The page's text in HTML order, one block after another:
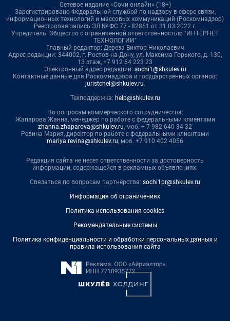
Сетевое издание «Сочи онлайн» (18+)
Зарегистрировано Федеральной службой по надзору в сфере связи,
информационных технологий и массовых коммуникаций (Роскомнадзор)
Реестровая запись ЭЛ № ФС 77 - 82851 от 31.03.2022 г.
Учредитель: Общество с ограниченной ответственностью "ИНТЕРНЕТ
ТЕХНОЛОГИИ"
Главный редактор: Дереза Виктор Николаевич
Адрес редакции: 344002, г. Ростов-на-Дону, ул. Максима Горького, д. 130,
13 этаж, +7 912 64 223 23
Электронный адрес редакции: sochi1@shkulev.ru
Контактные данные для Роскомнадзора и государственных органов:
juristchel@shkulev.ru.
Техподдержка: help@shkulev.ru
По вопросам коммерческого сотрудничества:
Жапарова Жанна, менеджер по работе с федеральными клиентами
zhanna.zhaparova@shkulev.ru, моб. + 7 982 640 34 32
Ревина Мария, директор по работе с федеральными клиентами
mariya.revina@shkulev.ru, моб. +7 910 402 4056
Редакция сайта не несет ответственности за достоверность
информации, содержащейся в рекламных объявлениях.
Связаться по вопросам партнёрства: sochi1pr@shkulev.ru
Информация об ограничениях
Политика использования cookies
Рекомендательные системы
Политика конфиденциальности и обработки персональных данных и
правила использования сайта